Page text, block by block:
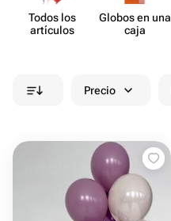
Todos los
artículos
Globos en una
caja
Precio